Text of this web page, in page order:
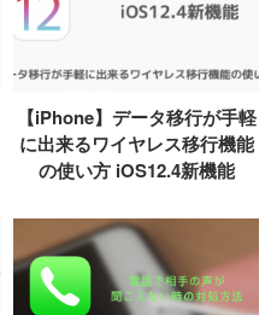
【iPhone】データ移行が手軽
に出来るワイヤレス移行機能
の使い方 iOS12.4新機能